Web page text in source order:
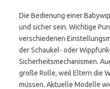
Die Bedienung einer
und sicher sein. Wichtige
verschiedenen
der Schaukel- oder
Sicherheitsmechanismen.
große Rolle, weil Eltern die
müssen. Aktuelle Modelle